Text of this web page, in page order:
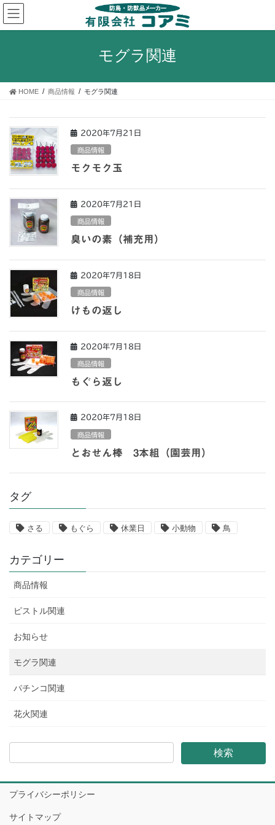
コ
ン
テ
ス
ナ
ビ
ゲ
ン
モグラ関連
HOME 商品情報 モグラ関連
2020年7月21日
商品情報
モクモク玉
2020年7月21日
商品情報
臭いの素（補充用）
2020年7月18日
商品情報
けもの返し
2020年7月18日
商品情報
もぐら返し
2020年7月18日
商品情報
とおせん棒 3本組（園芸用）
タグ
さる もぐら 休業日 小動物 鳥
カテゴリー
商品情報
ピストル関連
お知らせ
モグラ関連
パチンコ関連
花火関連
プライバシーポリシー
サイトマップ